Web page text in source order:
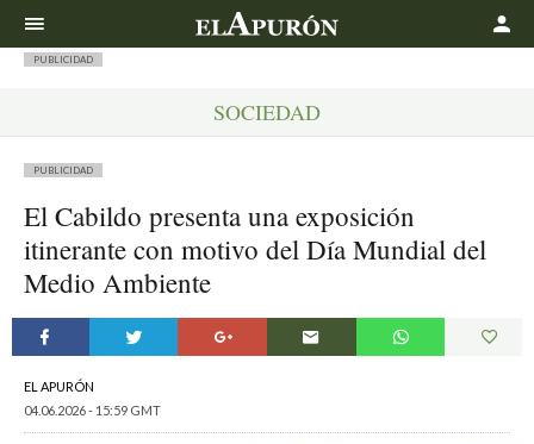
PUBLICIDAD
SOCIEDAD
PUBLICIDAD
El Cabildo presenta una exposición
itinerante con motivo del Día Mundial del
Medio Ambiente
EL APURÓN
04.06.2026 - 15:59 GMT